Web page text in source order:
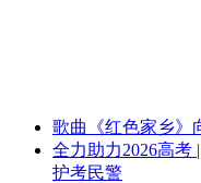
歌曲《红色家乡》
全力助力2026高考
护考民警